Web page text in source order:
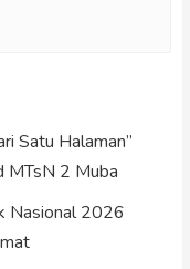
Satu Halaman”
MTsN 2 Muba
Nasional 2026